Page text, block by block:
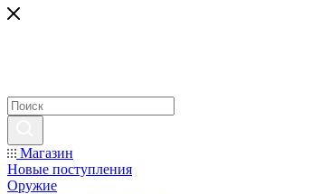
Магазин
Новые поступления
Оружие